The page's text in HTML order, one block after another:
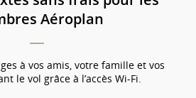
Aéroplan
à vos amis, votre famille et vos
le vol grâce à l’accès Wi-Fi.